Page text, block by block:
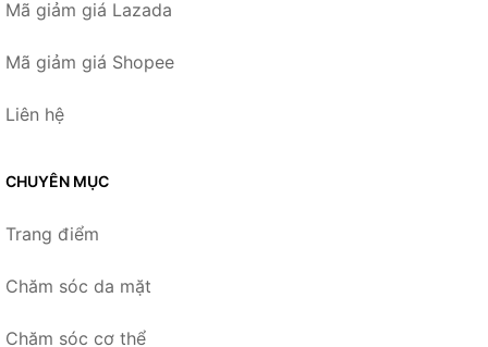
Mã giảm giá Lazada
Mã giảm giá Shopee
Liên hệ
CHUYÊN MỤC
Trang điểm
Chăm sóc da mặt
Chăm sóc cơ thể